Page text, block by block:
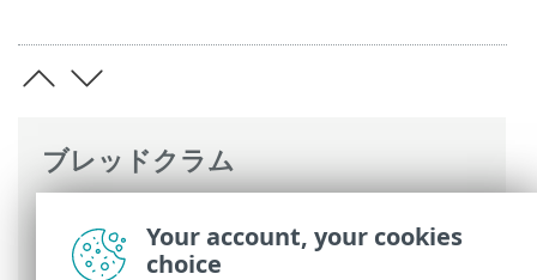
ブレッドクラム
Antivirus for Linux>設定 > ユーザーイン
タフェース
Your account, your cookies
choice